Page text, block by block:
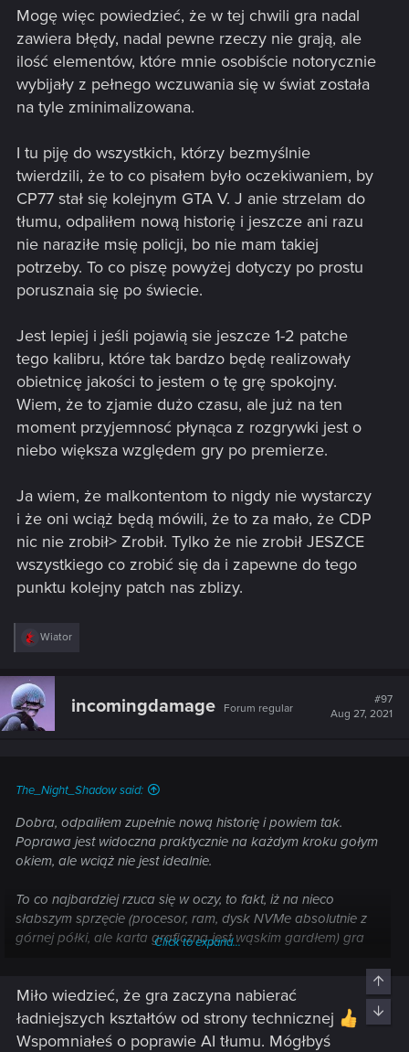
Mogę więc powiedzieć, że w tej chwili gra nadal
zawiera błędy, nadal pewne rzeczy nie grają, ale
ilość elementów, które mnie osobiście notorycznie
wybijały z pełnego wczuwania się w świat została
na tyle zminimalizowana.
I tu piję do wszystkich, którzy bezmyślnie
twierdzili, że to co pisałem było oczekiwaniem, by
CP77 stał się kolejnym GTA V. J anie strzelam do
tłumu, odpaliłem nową historię i jeszcze ani razu
nie naraziłe msię policji, bo nie mam takiej
potrzeby. To co piszę powyżej dotyczy po prostu
porusznaia się po świecie.
Jest lepiej i jeśli pojawią sie jeszcze 1-2 patche
tego kalibru, które tak bardzo będę realizowały
obietnicę jakości to jestem o tę grę spokojny.
Wiem, że to zjamie dużo czasu, ale już na ten
moment przyjemnosć płynąca z rozgrywki jest o
niebo większa względem gry po premierze.
Ja wiem, że malkontentom to nigdy nie wystarczy
i że oni wciąż będą mówili, że to za mało, że CDP
nic nie zrobił> Zrobił. Tylko że nie zrobił JESZCE
wszystkiego co zrobić się da i zapewne do tego
punktu kolejny patch nas zblizy.
R
c
t
i
o
Wiator
incomingdamage Forum regular
#97
Aug 27, 2021
The_Night_Shadow said:
Dobra, odpaliłem zupełnie nową historię i powiem tak.
Poprawa jest widoczna praktycznie na każdym kroku gołym
okiem, ale wciąż nie jest idealnie.
To co najbardziej rzuca się w oczy, to fakt, iż na nieco
słabszym sprzęcie (procesor, ram, dysk NVMe absolutnie z
górnej półki, ale karta graficzna jest wąskim gardłem) gra
klatek (można podnieść ustawienia graficzne), FPSów jest
sporo więcej dzięki czemu można się nieco ambitniej
pobawić ustawieniami graficznymi.
Click to expand...
Miło wiedzieć, że gra zaczyna nabierać
ładniejszych kształtów od strony technicznej
Wspomniałeś o poprawie AI tłumu. Mógłbyś
Top